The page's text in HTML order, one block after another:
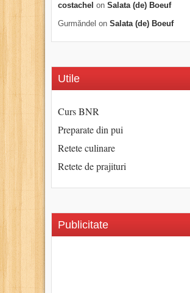
costachel on Salata (de) Boeuf
Gurmăndel on Salata (de) Boeuf
Utile
Curs BNR
Preparate din pui
Retete culinare
Retete de prajituri
Publicitate